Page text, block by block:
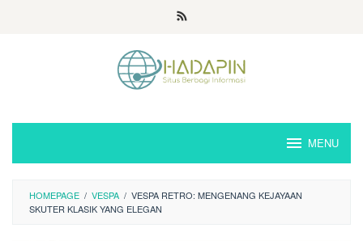
MENU
HOMEPAGE / VESPA / VESPA RETRO: MENGENANG KEJAYAAN
SKUTER KLASIK YANG ELEGAN